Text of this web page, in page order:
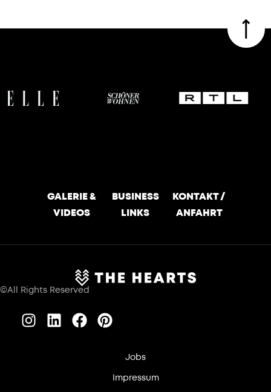
GALERIE &
VIDEOS
BUSINESS
LINKS
KONTAKT /
ANFAHRT
©All Rights Reserved
Jobs
Impressum